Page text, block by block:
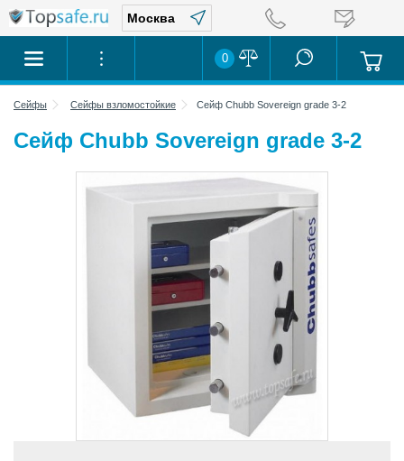
0
Сейфы Сейфы взломостойкие Сейф Chubb Sovereign grade 3-2
Сейф Chubb Sovereign grade 3-2